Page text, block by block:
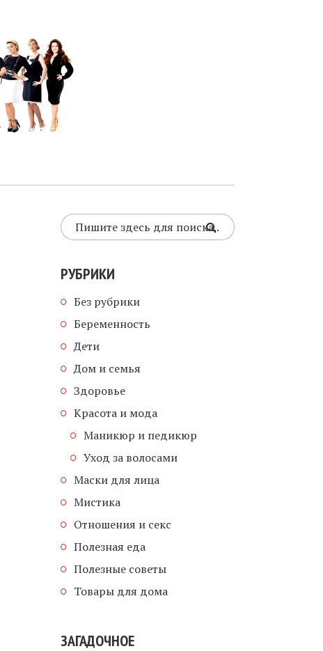
РУБРИКИ
Без рубрики
Беременность
Дети
Дом и семья
Здоровье
Красота и мода
Маникюр и педикюр
Уход за волосами
Маски для лица
Мистика
Отношения и секс
Полезная еда
Полезные советы
Товары для дома
ЗАГАДОЧНОЕ